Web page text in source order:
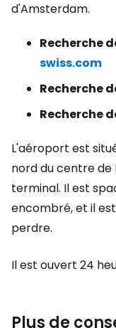
d'Amsterdam.
Recherche
swiss.com
Recherche
Recherche
L'aéroport est
nord du centre de
terminal. Il est
encombré, et il
perdre.
Il est ouvert 24
Plus de